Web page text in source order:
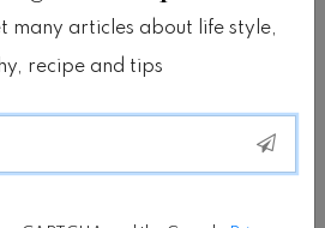
sosial saat memulai hari
many articles about life style,
recipe and tips